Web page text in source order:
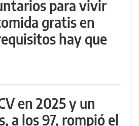
para vivir
gratis en
hay que
en 2025 y un
a los 97, rompió el